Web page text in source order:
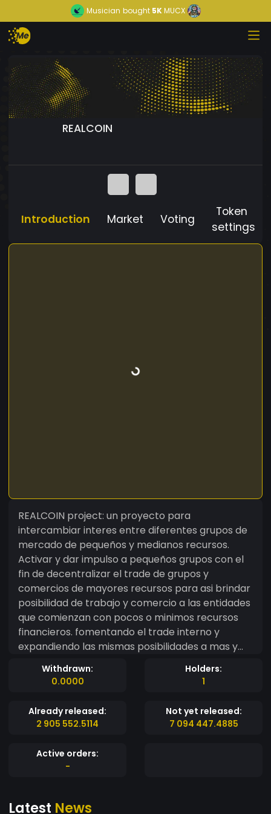
Musician bought5KMUCX
REALCOIN
Introduction Market Voting
Token
settings
REALCOIN project: un proyecto para
intercambiar interes entre diferentes grupos de
mercado de pequeños y medianos recursos.
Activar y dar impulso a pequeños grupos con el
fin de decentralizar el trade de grupos y
comercios de mayores recursos para asi brindar
posibilidad de trabajo y comercio a las entidades
que comienzan con pocos o minimos recursos
financieros. fomentando el trade interno y
expandiendo las mismas posibilidades a mas y
mas grupos de tal modo que cada uno de los
intercambios financieros este beneficiando a
REALCOIN project: a project to exchange interest
between different market groups of small and
small groups in order to decentralize the trade
of groups and businesses with greater resources
minimal financial resources. promoting the
Withdrawn:
0.0000
Holders:
1
Already released:
2 905 552.5114
Not yet released:
7 094 447.4885
Active orders:
-
Latest News